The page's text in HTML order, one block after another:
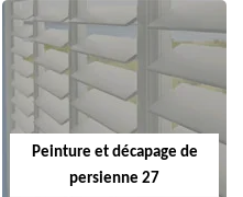
Peinture et décapage de
persienne 27